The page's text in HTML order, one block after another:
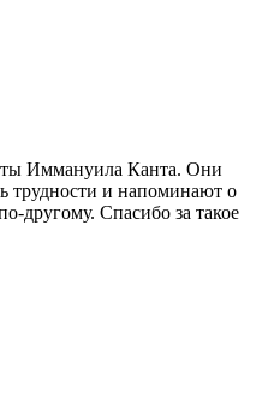
Иммануила Канта. Они
трудности и напоминают о
другому. Спасибо за такое